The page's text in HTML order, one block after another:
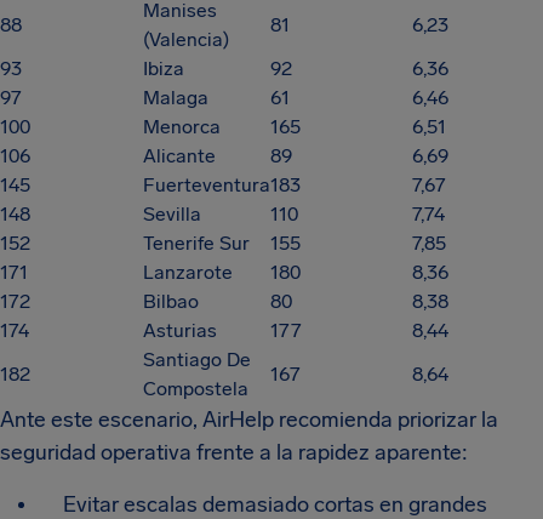
88
Manises
(Valencia)
81
6,23
93
Ibiza 92
6,36
97
Malaga 61
6,46
100
Menorca 165
6,51
106
Alicante 89
6,69
145
Fuerteventura183
7,67
148
Sevilla 110
7,74
152
Tenerife Sur 155
7,85
171
Lanzarote 180
8,36
172
Bilbao 80
8,38
174
Asturias 177
8,44
182
Santiago De
Compostela
167 8,64
Ante este escenario, AirHelp recomienda priorizar la
seguridad operativa frente a la rapidez aparente:
Evitar escalas demasiado cortas en grandes